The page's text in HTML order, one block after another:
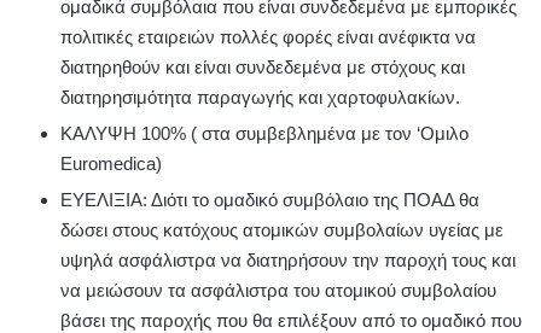
ομαδικά συμβόλαια που είναι συνδεδεμένα με εμπορικές
πολιτικές εταιρειών πολλές φορές είναι ανέφικτα να
διατηρηθούν και είναι συνδεδεμένα με στόχους και
διατηρησιμότητα παραγωγής και χαρτοφυλακίων.
ΚΑΛΥΨΗ 100% ( στα συμβεβλημένα με τον ‘Ομιλο
Euromedica)
ΕΥΕΛΙΞΙΑ: Διότι το ομαδικό συμβόλαιο της ΠΟΑΔ θα
δώσει στους κατόχους ατομικών συμβολαίων υγείας με
υψηλά ασφάλιστρα να διατηρήσουν την παροχή τους και
να μειώσουν τα ασφάλιστρα του ατομικού συμβολαίου
βάσει της παροχής που θα επιλέξουν από το ομαδικό που